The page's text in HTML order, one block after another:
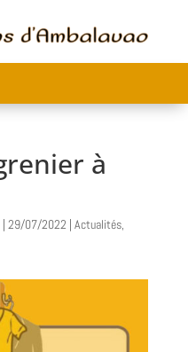
à
| 29/07/2022 | Actualités,